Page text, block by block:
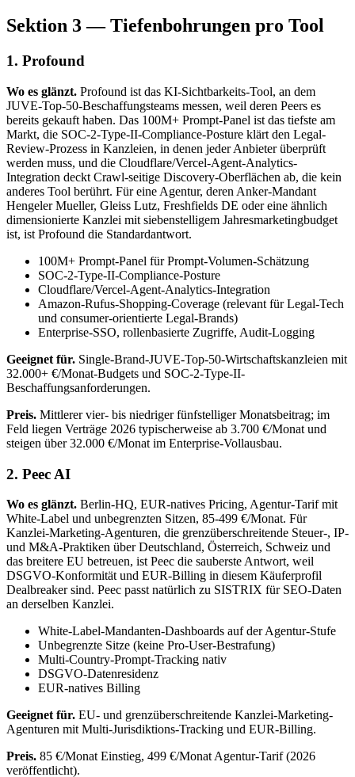
Sektion 3 — Tiefenbohrungen pro Tool
1. Profound
Wo es glänzt. Profound ist das KI-Sichtbarkeits-Tool, an dem
JUVE-Top-50-Beschaffungsteams messen, weil deren Peers es
bereits gekauft haben. Das 100M+ Prompt-Panel ist das tiefste am
Markt, die SOC-2-Type-II-Compliance-Posture klärt den Legal-
Review-Prozess in Kanzleien, in denen jeder Anbieter überprüft
werden muss, und die Cloudflare/Vercel-Agent-Analytics-
Integration deckt Crawl-seitige Discovery-Oberflächen ab, die kein
anderes Tool berührt. Für eine Agentur, deren Anker-Mandant
Hengeler Mueller, Gleiss Lutz, Freshfields DE oder eine ähnlich
dimensionierte Kanzlei mit siebenstelligem Jahresmarketingbudget
ist, ist Profound die Standardantwort.
100M+ Prompt-Panel für Prompt-Volumen-Schätzung
SOC-2-Type-II-Compliance-Posture
Cloudflare/Vercel-Agent-Analytics-Integration
Amazon-Rufus-Shopping-Coverage (relevant für Legal-Tech
und consumer-orientierte Legal-Brands)
Enterprise-SSO, rollenbasierte Zugriffe, Audit-Logging
Geeignet für. Single-Brand-JUVE-Top-50-Wirtschaftskanzleien mit
32.000+ €/Monat-Budgets und SOC-2-Type-II-
Beschaffungsanforderungen.
Preis. Mittlerer vier- bis niedriger fünfstelliger Monatsbeitrag; im
Feld liegen Verträge 2026 typischerweise ab 3.700 €/Monat und
steigen über 32.000 €/Monat im Enterprise-Vollausbau.
2. Peec AI
Wo es glänzt. Berlin-HQ, EUR-natives Pricing, Agentur-Tarif mit
White-Label und unbegrenzten Sitzen, 85-499 €/Monat. Für
Kanzlei-Marketing-Agenturen, die grenzüberschreitende Steuer-, IP-
und M&A-Praktiken über Deutschland, Österreich, Schweiz und
das breitere EU betreuen, ist Peec die sauberste Antwort, weil
DSGVO-Konformität und EUR-Billing in diesem Käuferprofil
Dealbreaker sind. Peec passt natürlich zu SISTRIX für SEO-Daten
an derselben Kanzlei.
White-Label-Mandanten-Dashboards auf der Agentur-Stufe
Unbegrenzte Sitze (keine Pro-User-Bestrafung)
Multi-Country-Prompt-Tracking nativ
DSGVO-Datenresidenz
EUR-natives Billing
Geeignet für. EU- und grenzüberschreitende Kanzlei-Marketing-
Agenturen mit Multi-Jurisdiktions-Tracking und EUR-Billing.
Preis. 85 €/Monat Einstieg, 499 €/Monat Agentur-Tarif (2026
veröffentlicht).